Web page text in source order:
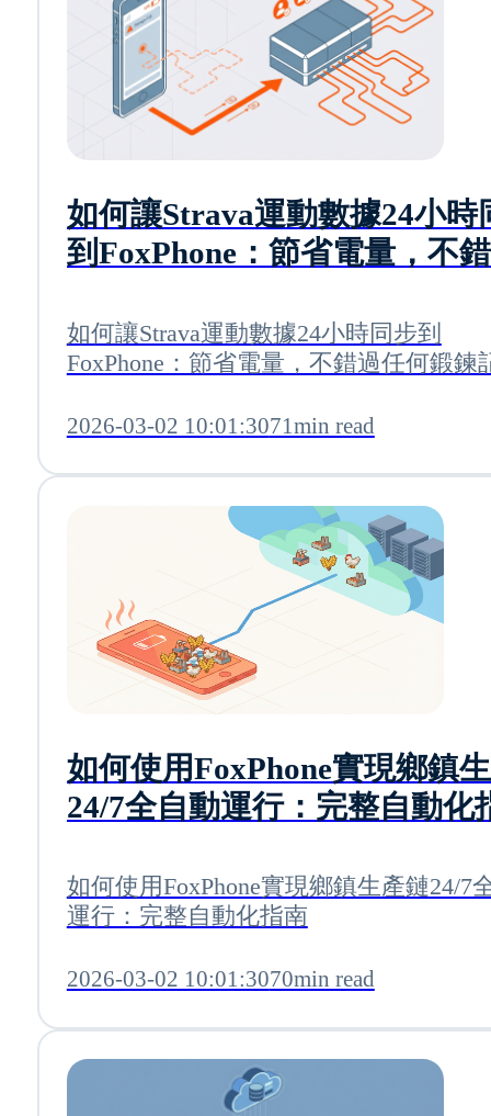
如何讓Strava運動數據24小時
到FoxPhone：節省電量，不
如何讓Strava運動數據24小時同步到
FoxPhone：節省電量，不錯過任何鍛鍊
2026-03-02 10:01:3071min read
如何使用FoxPhone實現鄉鎮
24/7全自動運行：完整自動化
如何使用FoxPhone實現鄉鎮生產鏈24/7
運行：完整自動化指南
2026-03-02 10:01:3070min read